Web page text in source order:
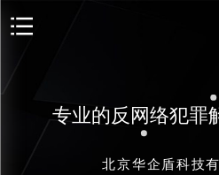
专业的反网络犯罪
北京华企盾科技